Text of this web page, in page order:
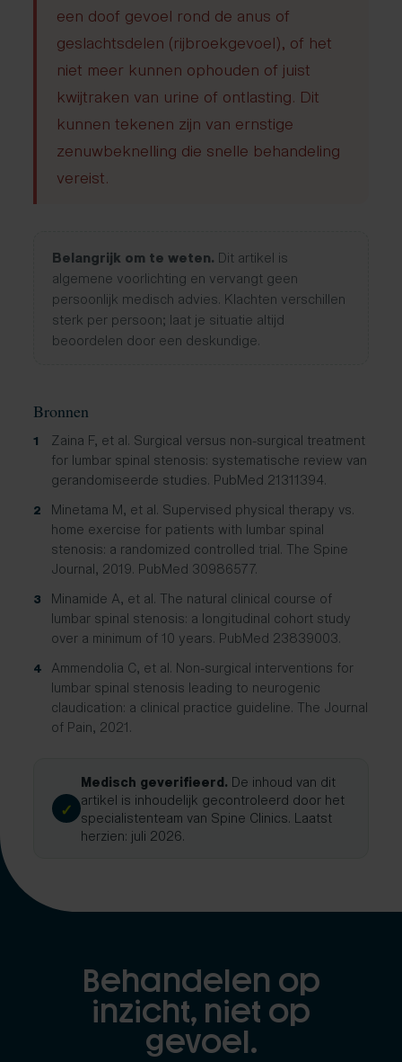
een doof gevoel rond de anus of
geslachtsdelen (rijbroekgevoel), of het
niet meer kunnen ophouden of juist
kwijtraken van urine of ontlasting. Dit
kunnen tekenen zijn van ernstige
zenuwbeknelling die snelle behandeling
vereist.
Belangrijk om te weten. Dit artikel is
algemene voorlichting en vervangt geen
persoonlijk medisch advies. Klachten verschillen
sterk per persoon; laat je situatie altijd
beoordelen door een deskundige.
Bronnen
1
Zaina F, et al. Surgical versus non-surgical treatment
for lumbar spinal stenosis: systematische review van
gerandomiseerde studies. PubMed 21311394.
2 Minetama M, et al. Supervised physical therapy vs.
home exercise for patients with lumbar spinal
stenosis: a randomized controlled trial. The Spine
Journal, 2019. PubMed 30986577.
3 Minamide A, et al. The natural clinical course of
lumbar spinal stenosis: a longitudinal cohort study
over a minimum of 10 years. PubMed 23839003.
4 Ammendolia C, et al. Non-surgical interventions for
lumbar spinal stenosis leading to neurogenic
claudication: a clinical practice guideline. The Journal
of Pain, 2021.
✓
Medisch geverifieerd. De inhoud van dit
artikel is inhoudelijk gecontroleerd door het
specialistenteam van Spine Clinics. Laatst
herzien: juli 2026.
Behandelen op
inzicht, niet op
gevoel.